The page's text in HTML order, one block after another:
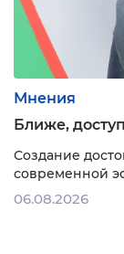
Мнения
Ближе,
Создание
современной
защиты
06.08.2026